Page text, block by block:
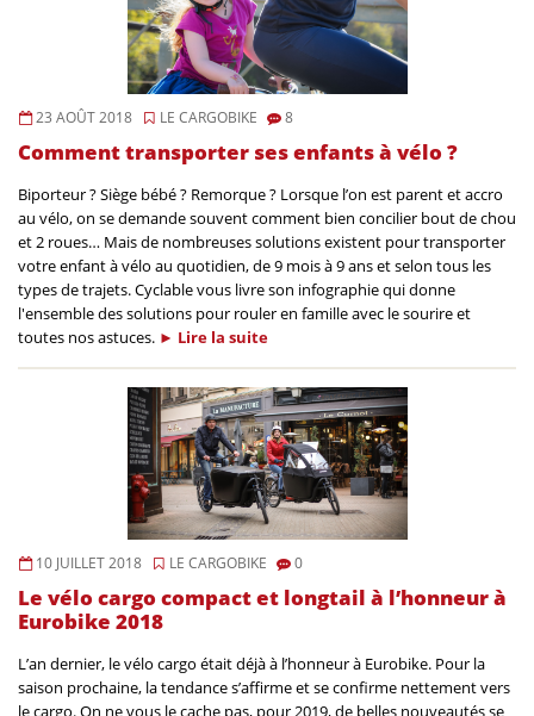
23 AOÛT 2018 LE CARGOBIKE 8
Comment transporter ses enfants à vélo ?
Biporteur ? Siège bébé ? Remorque ? Lorsque l’on est parent et accro
au vélo, on se demande souvent comment bien concilier bout de chou
et 2 roues… Mais de nombreuses solutions existent pour transporter
votre enfant à vélo au quotidien, de 9 mois à 9 ans et selon tous les
types de trajets. Cyclable vous livre son infographie qui donne
l'ensemble des solutions pour rouler en famille avec le sourire et
toutes nos astuces. ► Lire la suite
10 JUILLET 2018 LE CARGOBIKE 0
Le vélo cargo compact et longtail à l’honneur à
Eurobike 2018
L’an dernier, le vélo cargo était déjà à l’honneur à Eurobike. Pour la
saison prochaine, la tendance s’affirme et se confirme nettement vers
le cargo. On ne vous le cache pas, pour 2019, de belles nouveautés se